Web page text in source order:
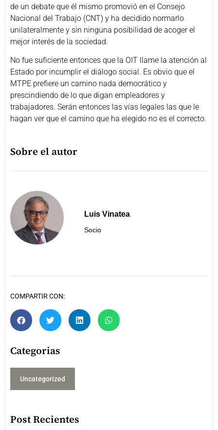
de un debate que él mismo promovió en el Consejo
Nacional del Trabajo (CNT) y ha decidido normarlo
unilateralmente y sin ninguna posibilidad de acoger el
mejor interés de la sociedad.
No fue suficiente entonces que la OIT llame la atención al
Estado por incumplir el diálogo social. Es obvio que el
MTPE prefiere un camino nada democrático y
prescindiendo de lo que digan empleadores y
trabajadores. Serán entonces las vías legales las que le
hagan ver que el camino que ha elegido no es el correcto.
Sobre el autor
Luis Vinatea
Socio
COMPARTIR CON:
Categorias
Uncategorized
Post Recientes